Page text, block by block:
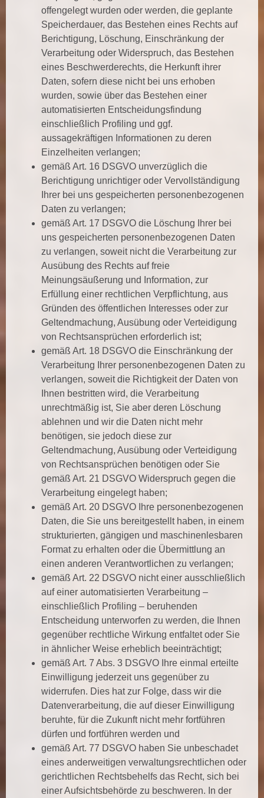
offengelegt wurden oder werden, die geplante
Speicherdauer, das Bestehen eines Rechts auf
Berichtigung, Löschung, Einschränkung der
Verarbeitung oder Widerspruch, das Bestehen
eines Beschwerderechts, die Herkunft ihrer
Daten, sofern diese nicht bei uns erhoben
wurden, sowie über das Bestehen einer
automatisierten Entscheidungsfindung
einschließlich Profiling und ggf.
aussagekräftigen Informationen zu deren
Einzelheiten verlangen;
gemäß Art. 16 DSGVO unverzüglich die
Berichtigung unrichtiger oder Vervollständigung
Ihrer bei uns gespeicherten personenbezogenen
Daten zu verlangen;
gemäß Art. 17 DSGVO die Löschung Ihrer bei
uns gespeicherten personenbezogenen Daten
zu verlangen, soweit nicht die Verarbeitung zur
Ausübung des Rechts auf freie
Meinungsäußerung und Information, zur
Erfüllung einer rechtlichen Verpflichtung, aus
Gründen des öffentlichen Interesses oder zur
Geltendmachung, Ausübung oder Verteidigung
von Rechtsansprüchen erforderlich ist;
gemäß Art. 18 DSGVO die Einschränkung der
Verarbeitung Ihrer personenbezogenen Daten zu
verlangen, soweit die Richtigkeit der Daten von
Ihnen bestritten wird, die Verarbeitung
unrechtmäßig ist, Sie aber deren Löschung
ablehnen und wir die Daten nicht mehr
benötigen, sie jedoch diese zur
Geltendmachung, Ausübung oder Verteidigung
von Rechtsansprüchen benötigen oder Sie
gemäß Art. 21 DSGVO Widerspruch gegen die
Verarbeitung eingelegt haben;
gemäß Art. 20 DSGVO Ihre personenbezogenen
Daten, die Sie uns bereitgestellt haben, in einem
strukturierten, gängigen und maschinenlesbaren
Format zu erhalten oder die Übermittlung an
einen anderen Verantwortlichen zu verlangen;
gemäß Art. 22 DSGVO nicht einer ausschließlich
auf einer automatisierten Verarbeitung –
einschließlich Profiling – beruhenden
Entscheidung unterworfen zu werden, die Ihnen
gegenüber rechtliche Wirkung entfaltet oder Sie
in ähnlicher Weise erheblich beeinträchtigt;
gemäß Art. 7 Abs. 3 DSGVO Ihre einmal erteilte
Einwilligung jederzeit uns gegenüber zu
widerrufen. Dies hat zur Folge, dass wir die
Datenverarbeitung, die auf dieser Einwilligung
beruhte, für die Zukunft nicht mehr fortführen
dürfen und fortführen werden und
gemäß Art. 77 DSGVO haben Sie unbeschadet
eines anderweitigen verwaltungsrechtlichen oder
gerichtlichen Rechtsbehelfs das Recht, sich bei
einer Aufsichtsbehörde zu beschweren. In der